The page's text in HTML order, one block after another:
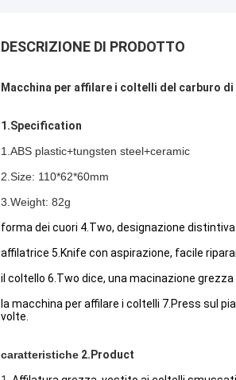
DESCRIZIONE DI PRODOTTO
Macchina per affilare i coltelli del carburo
1.Specification
1.ABS plastic+tungsten steel+ceramic
2.Size: 110*62*60mm
3.Weight: 82g
forma dei cuori 4.Two, designazione distintiva.
affilatrice 5.Knife con aspirazione, facile
il coltello 6.Two dice, una macinazione
la macchina per affilare i coltelli 7.Press sul
volte.
caratteristiche 2.Product